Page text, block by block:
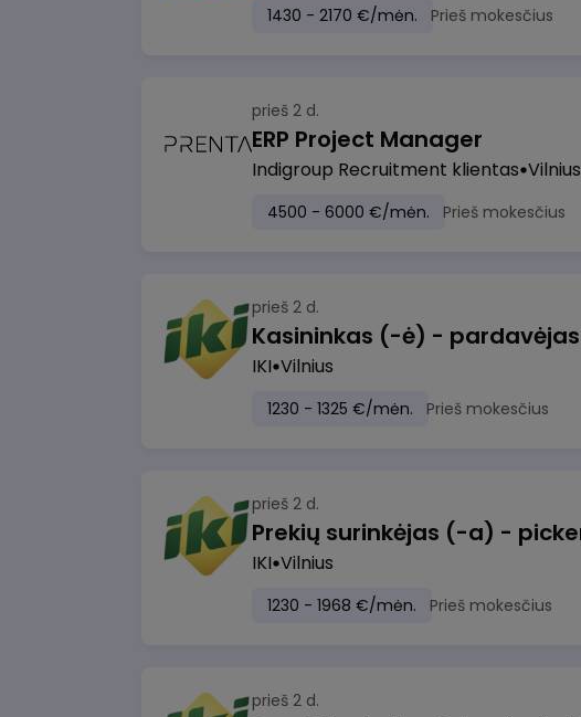
1430 - 2170 €/mėn. Prieš mokesčius
prieš 2 d.
ERP Project Manager
Indigroup Recruitment klientas Vilnius
4500 - 6000 €/mėn. Prieš mokesčius
prieš 2 d.
IKI Vilnius
1230 - 1325 €/mėn. Prieš mokesčius
prieš 2 d.
IKI Vilnius
1230 - 1968 €/mėn. Prieš mokesčius
prieš 2 d.